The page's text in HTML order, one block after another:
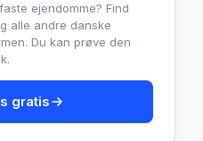
ejendomme? Find
alle andre danske
Du kan prøve den
gratis